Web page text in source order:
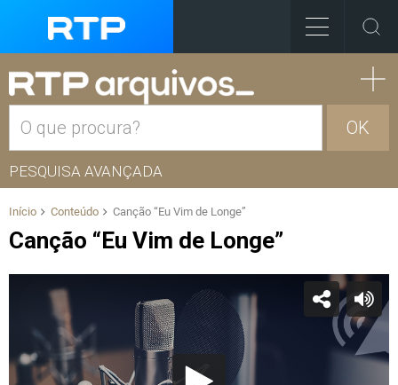
OK
PESQUISA AVANÇADA
Início Conteúdo Canção “Eu Vim de Longe”
Canção “Eu Vim de Longe”